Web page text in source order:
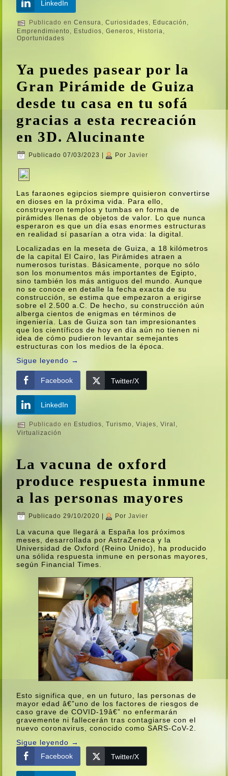
LinkedIn
Publicado en Censura ,Curiosidades Educación
Emprendimiento
Estudios ,Generos Historia
Oportunidades
Ya puedes pasear por la
Gran Pirámide de Guiza
desde tu casa en tu sofá
gracias a esta recreación
en 3D. Alucinante
Publicado 07/03/2023 | Por Javier
Las faraones egipcios siempre quisieron convertirse
en dioses en la próxima vida. Para ello,
construyeron templos y tumbas en forma de
pirámides llenas de objetos de valor. Lo que nunca
esperaron es que un dí­a esas enormes estructuras
en realidad sí­ pasarí­an a otra vida: la digital.
Localizadas en la meseta de Guiza, a 18 kilómetros
de la capital El Cairo, las Pirámides atraen a
numerosos turistas. Básicamente, porque no sólo
son los monumentos más importantes de Egipto,
sino también los más antiguos del mundo. Aunque
no se conoce en detalle la fecha exacta de su
construcción, se estima que empezaron a erigirse
sobre el 2.500 a.C. De hecho, su construcción aún
alberga cientos de enigmas en términos de
ingenierí­a. Las de Guiza son tan impresionantes
que los cientí­ficos de hoy en dí­a aún no tienen ni
idea de cómo pudieron levantar semejantes
estructuras con los medios de la época.
Sigue leyendo →
Facebook Twitter/X
LinkedIn
Publicado en Estudios,Turismo ,Viajes,Viral ,
Virtualización
La vacuna de oxford
produce respuesta inmune
a las personas mayores
Publicado 29/10/2020 Por Javier
La vacuna que llegará a España los próximos
meses, desarrollada por AstraZeneca y la
Universidad de Oxford (Reino Unido), ha producido
una sólida respuesta inmune en personas mayores,
según Financial Times.
Esto significa que, en un futuro, las personas de
mayor edad â€”uno de los factores de riesgos de
caso grave de COVID-19â€” no enfermarán
gravemente ni fallecerán tras contagiarse con el
nuevo coronavirus, conocido como SARS-CoV-2.
Sigue leyendo →
Facebook
Twitter/X